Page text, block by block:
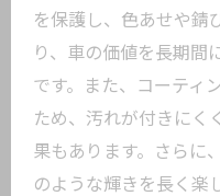
ト
季節ごとの
専門的なメ
長期的な視
大鳥居駅周辺で
を保護し、色あせや錆
り、車の価値を長期間
です。また、コーティ
ため、汚れが付きにく
果もあります。さらに
のような輝きを長く楽